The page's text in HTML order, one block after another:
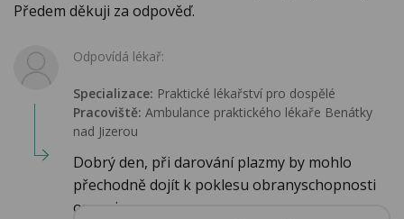
Předem děkuji za odpověď.
Odpovídá lékař:
Specializace: Praktické lékařství pro dospělé
Pracoviště: Ambulance praktického lékaře Benátky
nad Jizerou
Dobrý den, při darování plazmy by mohlo
přechodně dojít k poklesu obranyschopnosti
organizmu,...